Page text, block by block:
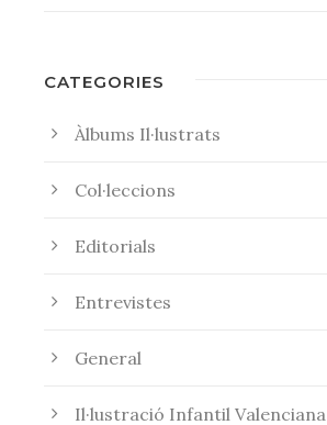
CATEGORIES
Àlbums Il·lustrats
Col·leccions
Editorials
Entrevistes
General
Il·lustració Infantil Valenciana